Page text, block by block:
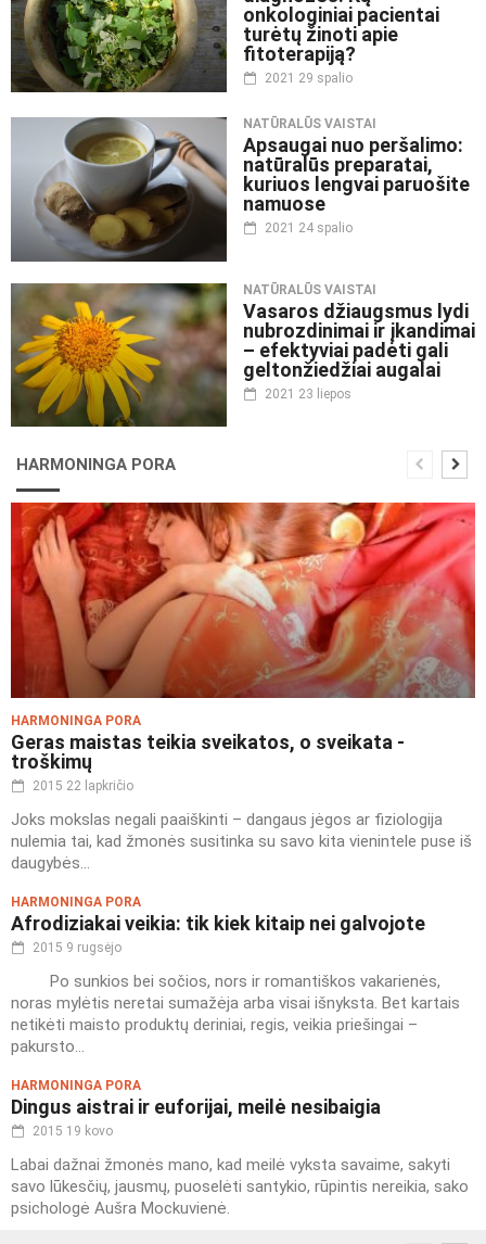
onkologiniai pacientai
turėtų žinoti apie
fitoterapiją?
2021 29 spalio
NATŪRALŪS VAISTAI
Apsaugai nuo peršalimo:
natūralūs preparatai,
kuriuos lengvai paruošite
namuose
2021 24 spalio
NATŪRALŪS VAISTAI
Vasaros džiaugsmus lydi
nubrozdinimai ir įkandimai
– efektyviai padėti gali
geltonžiedžiai augalai
2021 23 liepos
HARMONINGA PORA
HARMONINGA PORA
Geras maistas teikia sveikatos, o sveikata -
troškimų
2015 22 lapkričio
Joks mokslas negali paaiškinti – dangaus jėgos ar fiziologija
nulemia tai, kad žmonės susitinka su savo kita vienintele puse iš
daugybės...
HARMONINGA PORA
Afrodiziakai veikia: tik kiek kitaip nei galvojote
2015 9 rugsėjo
Po sunkios bei sočios, nors ir romantiškos vakarienės,
noras mylėtis neretai sumažėja arba visai išnyksta. Bet kartais
netikėti maisto produktų deriniai, regis, veikia priešingai –
pakursto...
HARMONINGA PORA
Dingus aistrai ir euforijai, meilė nesibaigia
2015 19 kovo
Labai dažnai žmonės mano, kad meilė vyksta savaime, sakyti
savo lūkesčių, jausmų, puoselėti santykio, rūpintis nereikia, sako
psichologė Aušra Mockuvienė.